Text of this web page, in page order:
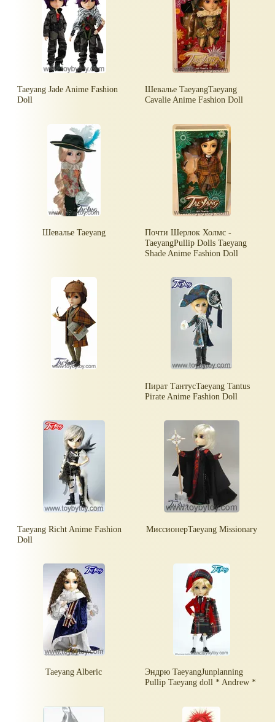
Taeyang Jade Anime Fashion
Doll
Шевалье TaeyangTaeyang
Cavalie Anime Fashion Doll
Шевалье Taeyang
Почти Шерлок Холмс -
TaeyangPullip Dolls Taeyang
Shade Anime Fashion Doll
Пират ТантусTaeyang Tantus
Pirate Anime Fashion Doll
Taeyang Richt Anime Fashion
Doll
МиссионерTaeyang Missionary
Taeyang Alberic
Эндрю TaeyangJunplanning
Pullip Taeyang doll * Andrew *